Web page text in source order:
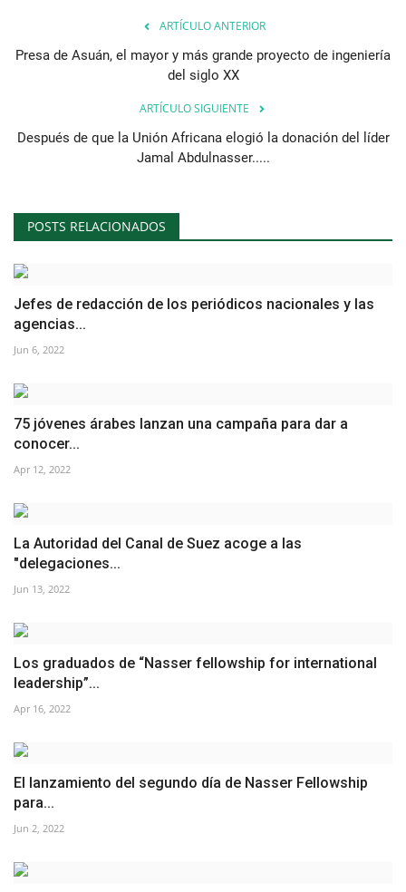
ARTÍCULO ANTERIOR
Presa de Asuán, el mayor y más grande proyecto de ingeniería
del siglo XX
ARTÍCULO SIGUIENTE
Después de que la Unión Africana elogió la donación del líder
Jamal Abdulnasser.....
POSTS RELACIONADOS
Jefes de redacción de los periódicos nacionales y las
agencias...
Jun 6, 2022
75 jóvenes árabes lanzan una campaña para dar a
conocer...
Apr 12, 2022
La Autoridad del Canal de Suez acoge a las
"delegaciones...
Jun 13, 2022
Los graduados de “Nasser fellowship for international
leadership”...
Apr 16, 2022
El lanzamiento del segundo día de Nasser Fellowship
para...
Jun 2, 2022